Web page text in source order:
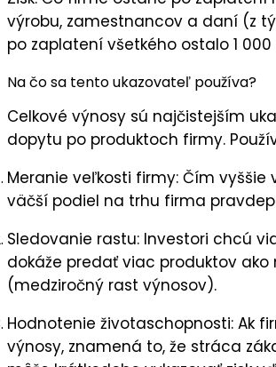
výrobu, zamestnancov a daní (z
po zaplatení všetkého ostalo 1
Na čo sa tento ukazovateľ používa?
Celkové výnosy sú najčistejším
dopytu po produktoch firmy.
Meranie veľkosti firmy: Čím vyššie
väčší podiel na trhu firma
Sledovanie rastu: Investori chcú
dokáže predať viac produktov ako
(medziročný rast výnosov).
Hodnotenie životaschopnosti: Ak
výnosy, znamená to, že stráca